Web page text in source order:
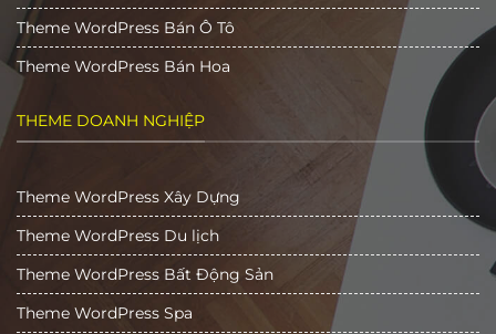
Theme WordPress Bán Ô Tô
Theme WordPress Bán Hoa
THEME DOANH NGHIỆP
Theme WordPress Xây Dựng
Theme WordPress Du lịch
Theme WordPress Bất Động Sản
Theme WordPress Spa